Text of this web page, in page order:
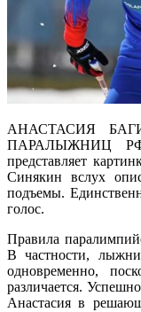
АНАСТАСИЯ
ПАРАЛЫЖНИЦ РФ.
представляет
Синякин вслух
подъемы.
голос.
Правила
В частности,
одновременно,
различается.
Анастасия в